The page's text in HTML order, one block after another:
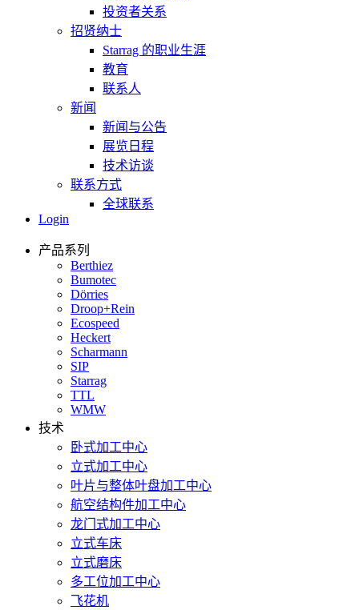
投资者关系
招贤纳士
Starrag 的职业生涯
教育
联系人
新闻
新闻与公告
展览日程
技术访谈
联系方式
全球联系
Login
产品系列
Berthiez
Bumotec
Dörries
Droop+Rein
Ecospeed
Heckert
Scharmann
SIP
Starrag
TTL
WMW
技术
卧式加工中心
立式加工中心
叶片与整体叶盘加工中心
航空结构件加工中心
龙门式加工中心
立式车床
立式磨床
多工位加工中心
飞花机